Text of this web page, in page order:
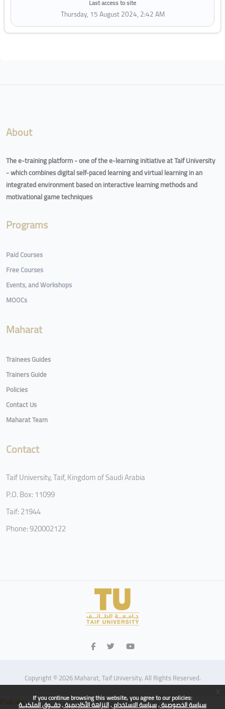
If you continue browsing this website, you agree to our policies:
سياسة الخصوصية سياسة الاستخدام النزاهة الأكاديمية حقــوق الملكيــة
Last access to site
Thursday, 15 August 2024, 2:42 AM
About
The e-training platform - one of the e-learning initiative at Taif University
- which combines digital self-paced learning and virtual learning in an
integrated environment based on interactive learning methods and
motivational game techniques
Programs
Paid Courses
Free Courses
Events, and Workshops
MOOCs
Maharat
Trainees Guides
Trainers Guide
Policies
Contact Us
Maharat Team
Contact
Taif University, Taif, Kingdom of Saudi Arabia
P.O. Box: 11099
Taif: 21944
Phone: 920002122
Copyright © 2026 Maharat, Taif University. All Rights Reserved.
Policies